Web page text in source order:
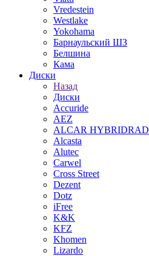
Vredestein
Westlake
Yokohama
Барнаульский ШЗ
Белшина
Кама
Диски
Назад
Диски
Accuride
AEZ
ALCAR HYBRIDRAD
Alcasta
Alutec
Carwel
Cross Street
Dezent
Dotz
iFree
K&K
KFZ
Khomen
Lizardo